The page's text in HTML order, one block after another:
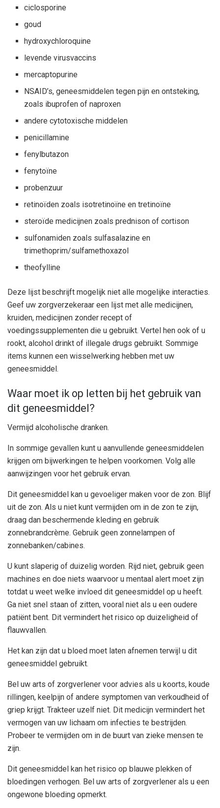
ciclosporine
goud
hydroxychloroquine
levende virusvaccins
mercaptopurine
NSAID’s, geneesmiddelen tegen pijn en ontsteking,
zoals ibuprofen of naproxen
andere cytotoxische middelen
penicillamine
fenylbutazon
fenytoïne
probenzuur
retinoïden zoals isotretinoïne en tretinoïne
steroïde medicijnen zoals prednison of cortison
sulfonamiden zoals sulfasalazine en
trimethoprim/sulfamethoxazol
theofylline
Deze lijst beschrijft mogelijk niet alle mogelijke interacties.
Geef uw zorgverzekeraar een lijst met alle medicijnen,
kruiden, medicijnen zonder recept of
voedingssupplementen die u gebruikt. Vertel hen ook of u
rookt, alcohol drinkt of illegale drugs gebruikt. Sommige
items kunnen een wisselwerking hebben met uw
geneesmiddel.
Waar moet ik op letten bij het gebruik van
dit geneesmiddel?
Vermijd alcoholische dranken.
In sommige gevallen kunt u aanvullende geneesmiddelen
krijgen om bijwerkingen te helpen voorkomen. Volg alle
aanwijzingen voor het gebruik ervan.
Dit geneesmiddel kan u gevoeliger maken voor de zon. Blijf
uit de zon. Als u niet kunt vermijden om in de zon te zijn,
draag dan beschermende kleding en gebruik
zonnebrandcrème. Gebruik geen zonnelampen of
zonnebanken/cabines.
U kunt slaperig of duizelig worden. Rijd niet, gebruik geen
machines en doe niets waarvoor u mentaal alert moet zijn
totdat u weet welke invloed dit geneesmiddel op u heeft.
Ga niet snel staan ​​of zitten, vooral niet als u een oudere
patiënt bent. Dit vermindert het risico op duizeligheid of
flauwvallen.
Het kan zijn dat u bloed moet laten afnemen terwijl u dit
geneesmiddel gebruikt.
Bel uw arts of zorgverlener voor advies als u koorts, koude
rillingen, keelpijn of andere symptomen van verkoudheid of
griep krijgt. Trakteer uzelf niet. Dit medicijn vermindert het
vermogen van uw lichaam om infecties te bestrijden.
Probeer te vermijden om in de buurt van zieke mensen te
zijn.
Dit geneesmiddel kan het risico op blauwe plekken of
bloedingen verhogen. Bel uw arts of zorgverlener als u een
ongewone bloeding opmerkt.